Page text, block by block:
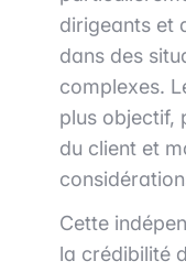
dirigeants et
dans des
complexes.
plus objectif,
du client et
Cette
la crédibilité